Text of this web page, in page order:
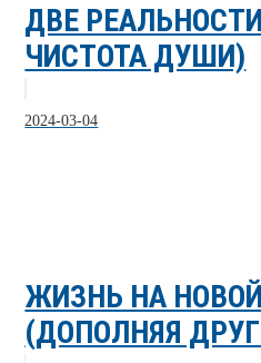
ДВЕ
ЧИСТОТА ДУШИ)
2024-03-04
ЖИЗНЬ НА
(ДОПОЛНЯЯ